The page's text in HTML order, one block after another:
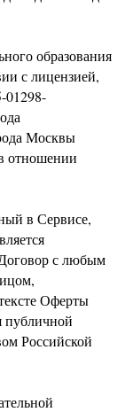
образования
с лицензией,
01298-
Москвы
отношении
в Сервисе,
с любым
Оферты
публичной
Российской